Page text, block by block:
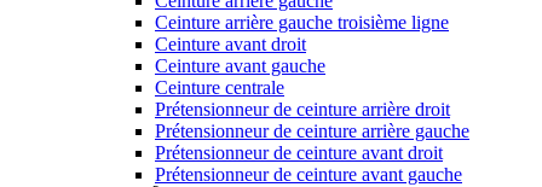
Ceinture arrière gauche troisième ligne
Ceinture avant droit
Ceinture avant gauche
Ceinture centrale
Prétensionneur de ceinture arrière droit
Prétensionneur de ceinture arrière gauche
Prétensionneur de ceinture avant droit
Prétensionneur de ceinture avant gauche